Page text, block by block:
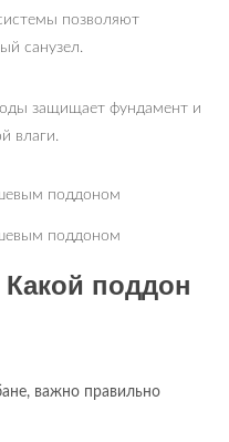
позволяют
санузел.
защищает фундамент и
влаги.
поддон
важно правильно